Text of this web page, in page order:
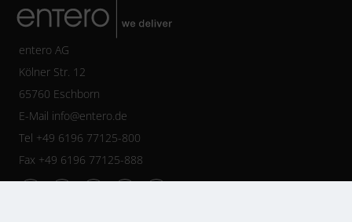
entero AG
Kölner Str. 12
65760 Eschborn
E-Mail info@entero.de
Tel +49 6196 77125-800
Fax +49 6196 77125-888